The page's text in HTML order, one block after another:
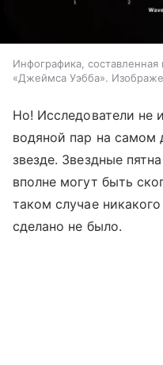
Инфографика,
«Джеймса Уэбба».
Но! Исследователи не
водяной пар на самом
звезде. Звездные
вполне могут быть
таком случае
сделано не было.